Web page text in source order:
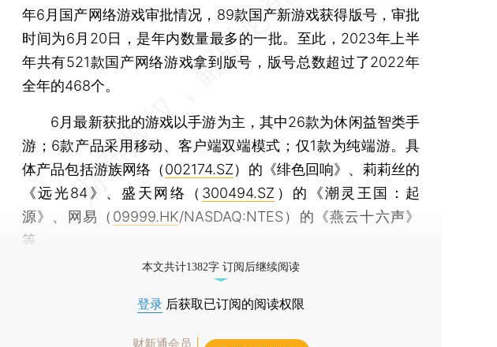
年6月国产网络游戏审批情况，89款国产新游戏获得版号，审批
时间为6月20日，是年内数量最多的一批。至此，2023年上半
年共有521款国产网络游戏拿到版号，版号总数超过了2022年
全年的468个。
6月最新获批的游戏以手游为主，其中26款为休闲益智类手
游；6款产品采用移动、客户端双端模式；仅1款为纯端游。具
体产品包括游族网络（002174.SZ）的《绯色回响》、莉莉丝的
《远光84》、盛天网络（ 300494.SZ ）的《潮灵王国：起
源》、网易（ 09999.HK/NASDAQ:NTES）的《燕云十六声》
等。
本文共计1382字 订阅后继续阅读
登录 后获取已订阅的阅读权限
财新通会员